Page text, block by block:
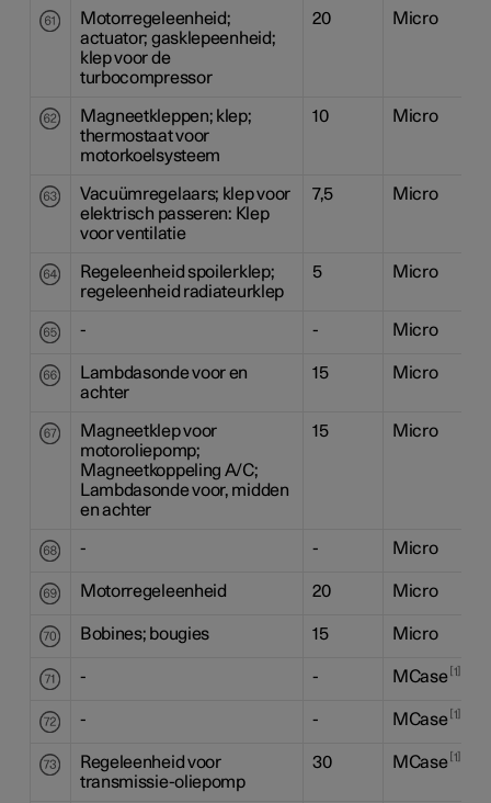
Motorregeleenheid;
actuator; gasklepeenheid;
klep voor de
turbocompressor
20 Micro
Magneetkleppen; klep;
thermostaat voor
motorkoelsysteem
10 Micro
Vacuümregelaars; klep voor
elektrisch passeren: Klep
voor ventilatie
7,5 Micro
Regeleenheid spoilerklep;
regeleenheid radiateurklep
5 Micro
- - Micro
Lambdasonde voor en
achter
15 Micro
Magneetklep voor
motoroliepomp;
Magneetkoppeling A/C;
Lambdasonde voor, midden
en achter
15 Micro
- - Micro
Motorregeleenheid 20 Micro
Bobines; bougies 15 Micro
- - MCase 1
- - MCase 1
Regeleenheid voor
transmissie-oliepomp
30 MCase 1